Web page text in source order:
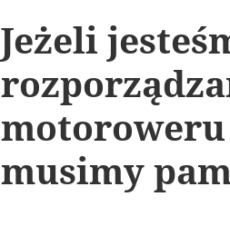
Jeżeli
musimy